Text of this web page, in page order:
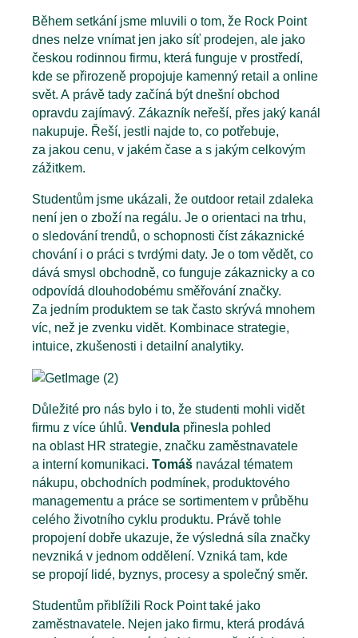
Během setkání jsme mluvili o tom, že Rock Point
dnes nelze vnímat jen jako síť prodejen, ale jako
českou rodinnou firmu, která funguje v prostředí,
kde se přirozeně propojuje kamenný retail a online
svět. A právě tady začíná být dnešní obchod
opravdu zajímavý. Zákazník neřeší, přes jaký kanál
nakupuje. Řeší, jestli najde to, co potřebuje,
za jakou cenu, v jakém čase a s jakým celkovým
zážitkem.
Studentům jsme ukázali, že outdoor retail zdaleka
není jen o zboží na regálu. Je o orientaci na trhu,
o sledování trendů, o schopnosti číst zákaznické
chování i o práci s tvrdými daty. Je o tom vědět, co
dává smysl obchodně, co funguje zákaznicky a co
odpovídá dlouhodobému směřování značky.
Za jedním produktem se tak často skrývá mnohem
víc, než je zvenku vidět. Kombinace strategie,
intuice, zkušenosti i detailní analytiky.
Důležité pro nás bylo i to, že studenti mohli vidět
firmu z více úhlů.Vendula přinesla pohled
na oblast HR strategie, značku zaměstnavatele
a interní komunikaci.Tomáš navázal tématem
nákupu, obchodních podmínek, produktového
managementu a práce se sortimentem v průběhu
celého životního cyklu produktu. Právě tohle
propojení dobře ukazuje, že výsledná síla značky
nevzniká v jednom oddělení. Vzniká tam, kde
se propojí lidé, byznys, procesy a společný směr.
Studentům přiblížili Rock Point také jako
zaměstnavatele. Nejen jako firmu, která prodává